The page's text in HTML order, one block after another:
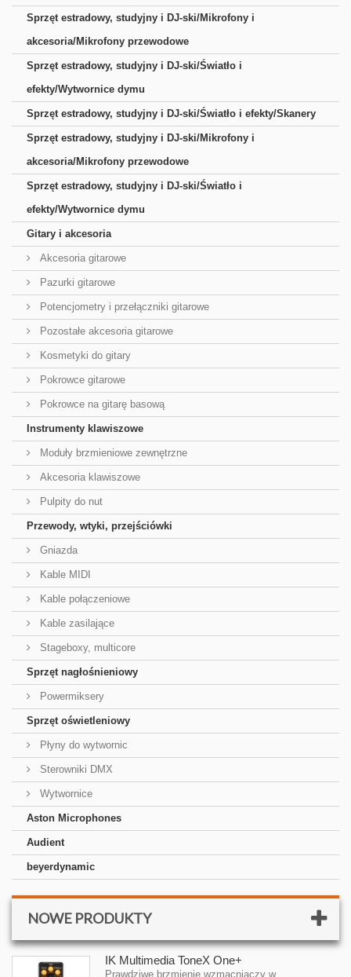
Sprzęt estradowy, studyjny i DJ-ski/Mikrofony i
akcesoria/Mikrofony przewodowe
Sprzęt estradowy, studyjny i DJ-ski/Światło i
efekty/Wytwornice dymu
Sprzęt estradowy, studyjny i DJ-ski/Światło i efekty/Skanery
Sprzęt estradowy, studyjny i DJ-ski/Mikrofony i
akcesoria/Mikrofony przewodowe
Sprzęt estradowy, studyjny i DJ-ski/Światło i
efekty/Wytwornice dymu
Gitary i akcesoria
Akcesoria gitarowe
Pazurki gitarowe
Potencjometry i przełączniki gitarowe
Pozostałe akcesoria gitarowe
Kosmetyki do gitary
Pokrowce gitarowe
Pokrowce na gitarę basową
Instrumenty klawiszowe
Moduły brzmieniowe zewnętrzne
Akcesoria klawiszowe
Pulpity do nut
Przewody, wtyki, przejściówki
Gniazda
Kable MIDI
Kable połączeniowe
Kable zasilające
Stageboxy, multicore
Sprzęt nagłośnieniowy
Powermiksery
Sprzęt oświetleniowy
Płyny do wytwornic
Sterowniki DMX
Wytwornice
Aston Microphones
Audient
beyerdynamic
NOWE PRODUKTY
IK Multimedia ToneX One+
Prawdziwe brzmienie wzmacniaczy w